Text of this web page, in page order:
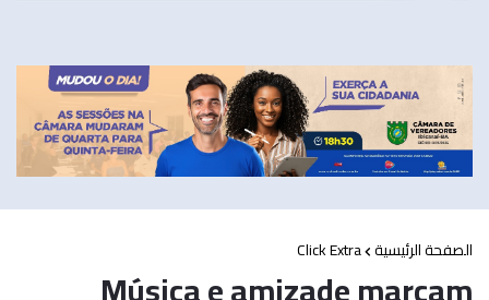
الصفحة الرئيسية Click Extra